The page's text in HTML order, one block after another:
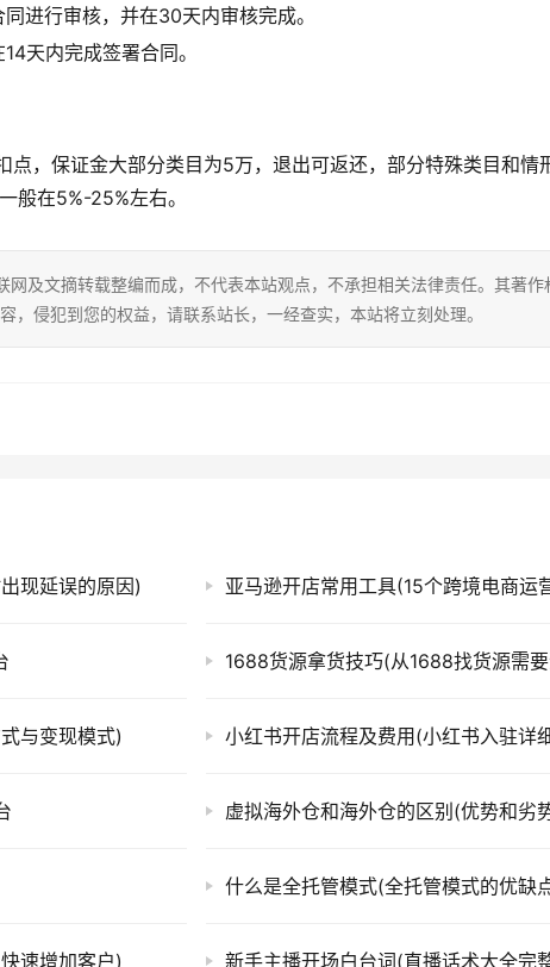
进行审核，并在30天内审核完成。
天内完成签署合同。
点，保证金大部分类目为5万，退出可返还，部分特殊类目和情
般在5%-25%左右。
网及文摘转载整编而成，不代表本站观点，不承担相关法律责任。其著作
，侵犯到您的权益，请联系站长，一经查实，本站将立刻处理。
现延误的原因) 亚马逊开店常用工具(15个跨境电商运
1688货源拿货技巧(从1688找货源需
与变现模式) 小红书开店流程及费用(小红书入驻详
虚拟海外仓和海外仓的区别(优势和劣
什么是全托管模式(全托管模式的优缺
速增加客户) 新手主播开场白台词(直播话术大全完